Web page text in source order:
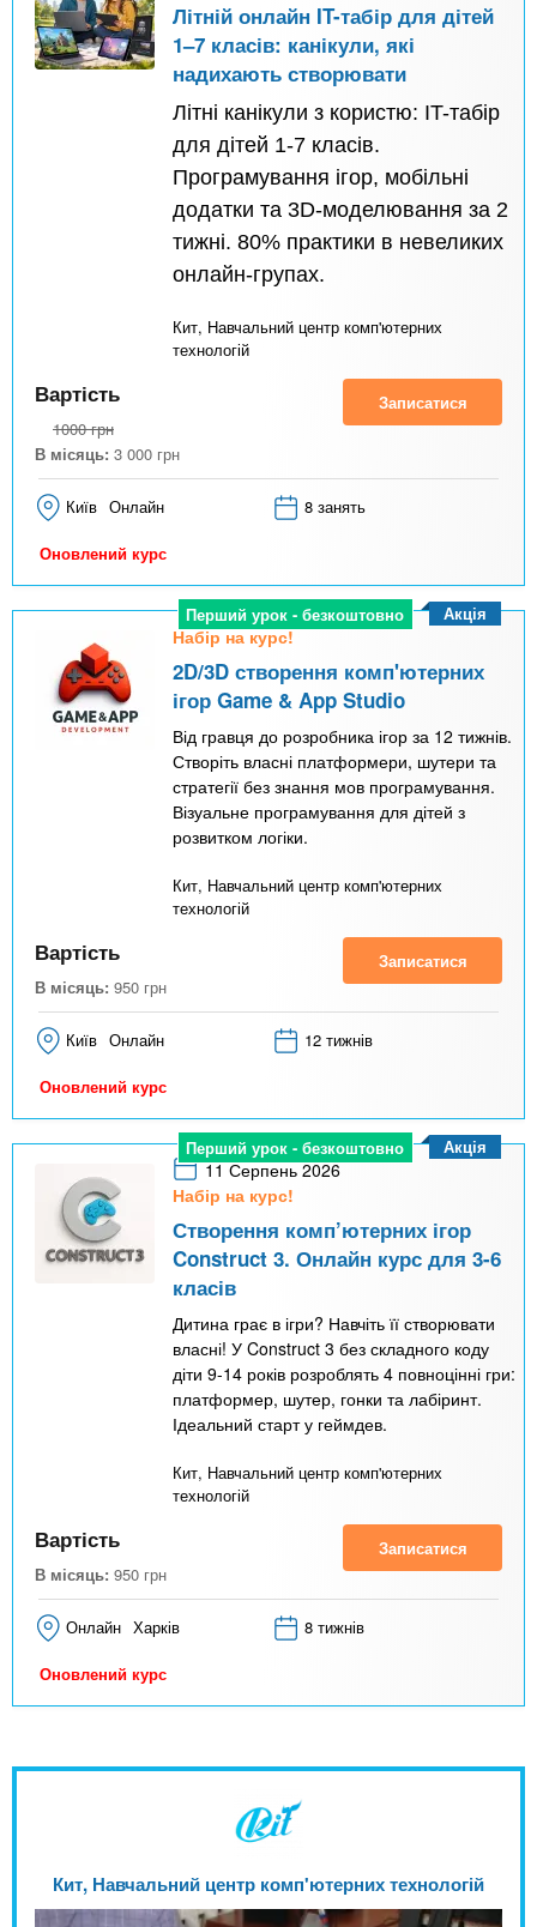
Літній онлайн IT-табір для дітей
1–7 класів: канікули, які
надихають створювати
Літні канікули з користю: IT-табір
для дітей 1-7 класів.
Програмування ігор, мобільні
додатки та 3D-моделювання за 2
тижні. 80% практики в невеликих
онлайн-групах.
Кит, Навчальний центр комп'ютерних
технологій
Вартість
1000 грн
В місяць: 3 000 грн
Записатися
Київ Онлайн 8 занять
Оновлений курс
Перший урок - безкоштовно
Набір на курс!
2D/3D створення комп'ютерних
ігор Game & App Studio
Від гравця до розробника ігор за 12 тижнів.
Створіть власні платформери, шутери та
стратегії без знання мов програмування.
Візуальне програмування для дітей з
розвитком логіки.
Кит, Навчальний центр комп'ютерних
технологій
Акція
Вартість
В місяць: 950 грн
Записатися
Київ Онлайн 12 тижнів
Оновлений курс
Перший урок - безкоштовно
11 Серпень 2026
Набір на курс!
Створення комп’ютерних ігор
Construct 3. Онлайн курс для 3-6
класів
Дитина грає в ігри? Навчіть її створювати
власні! У Construct 3 без складного коду
діти 9-14 років розроблять 4 повноцінні гри:
платформер, шутер, гонки та лабіринт.
Ідеальний старт у геймдев.
Кит, Навчальний центр комп'ютерних
технологій
Акція
Вартість
В місяць: 950 грн
Записатися
Онлайн Харків 8 тижнів
Оновлений курс
Кит, Навчальний центр комп'ютерних технологій